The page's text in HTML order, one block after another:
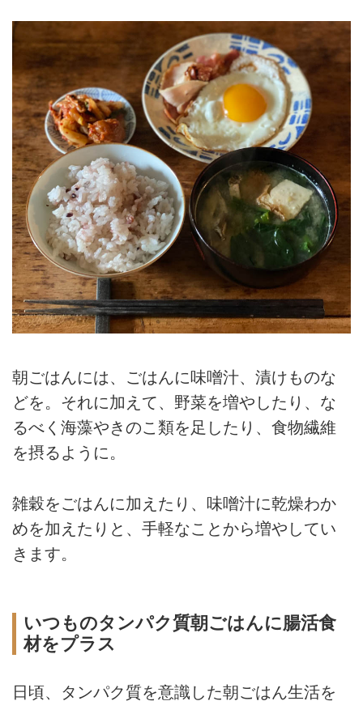
朝ごはんには、ごはんに味噌汁、漬けものな
どを。それに加えて、野菜を増やしたり、な
るべく海藻やきのこ類を足したり、食物繊維
を摂るように。
雑穀をごはんに加えたり、味噌汁に乾燥わか
めを加えたりと、手軽なことから増やしてい
きます。
いつものタンパク質朝ごはんに腸活食
材をプラス
日頃、タンパク質を意識した朝ごはん生活を